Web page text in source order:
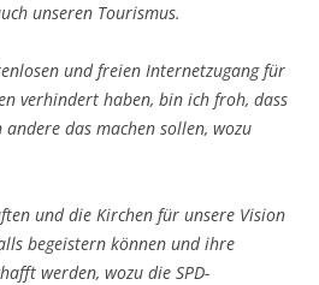
unseren Tourismus.
und freien Internetzugang für
verhindert haben, bin ich froh, dass
das machen sollen, wozu
und die Kirchen für unsere Vision
begeistern können und ihre
werden, wozu die SPD-